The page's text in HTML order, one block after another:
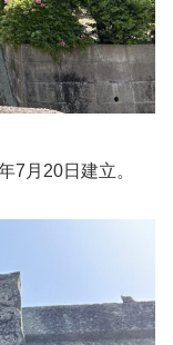
7月20日建立。